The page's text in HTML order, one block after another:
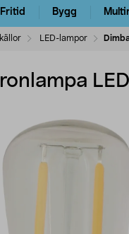
Fritid Bygg
LED-lampor